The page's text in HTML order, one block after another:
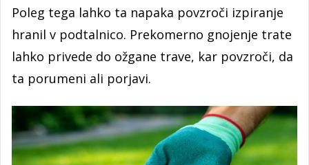
Poleg tega lahko ta napaka povzroči izpiranje
hranil v podtalnico. Prekomerno gnojenje trate
lahko privede do ožgane trave, kar povzroči, da
ta porumeni ali porjavi.